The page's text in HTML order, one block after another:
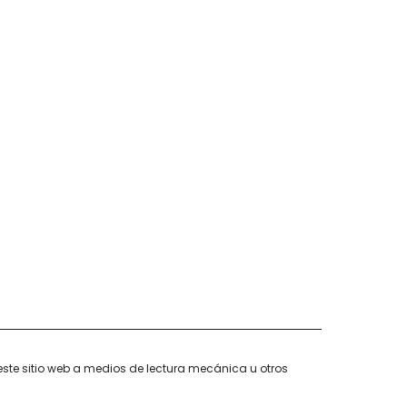
sitio web a medios de lectura mecánica u otros